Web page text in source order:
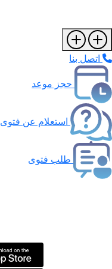
اتصل بنا
حجز موعد
استعلام عن فتوى
طلب فتوى